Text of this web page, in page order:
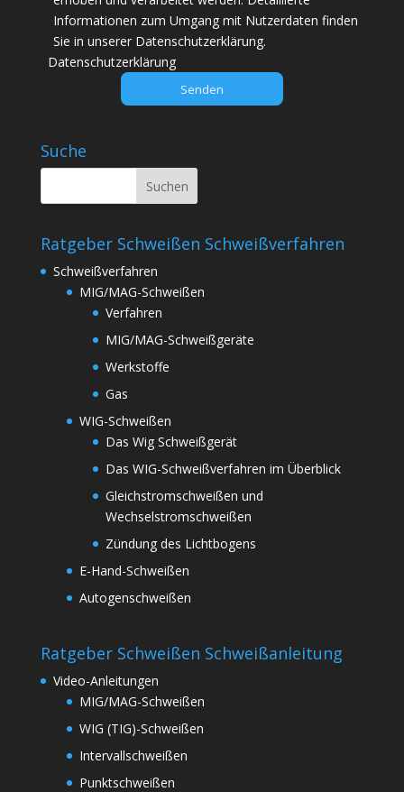
d
e
r
Informationen zum Umgang mit Nutzerdaten finden
Sie in unserer Datenschutzerklärung.
Datenschutzerklärung
Suche
Ratgeber Schweißen Schweißverfahren
Schweißverfahren
MIG/MAG-Schweißen
Verfahren
MIG/MAG-Schweißgeräte
Werkstoffe
Gas
WIG-Schweißen
Das Wig Schweißgerät
Das WIG-Schweißverfahren im Überblick
Gleichstromschweißen und
Wechselstromschweißen
Zündung des Lichtbogens
E-Hand-Schweißen
Autogenschweißen
Ratgeber Schweißen Schweißanleitung
Video-Anleitungen
MIG/MAG-Schweißen
WIG (TIG)-Schweißen
Intervallschweißen
Punktschweißen